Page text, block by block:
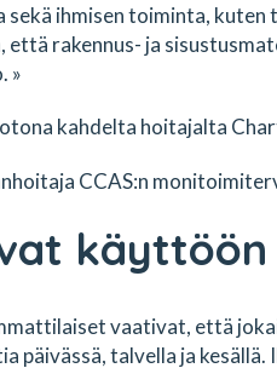
sekä ihmisen toiminta,
että rakennus- ja
»
CCAS:n
käyttöön
vaativat, että
päivässä, talvella ja